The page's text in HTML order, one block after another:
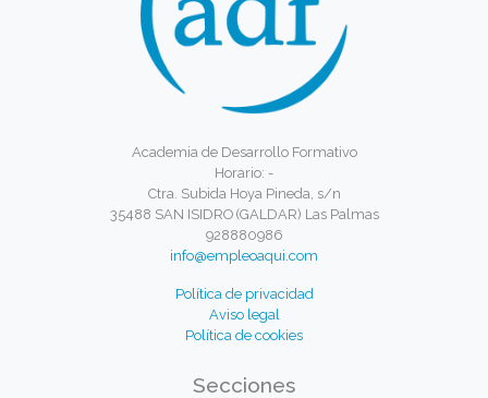
Academia de Desarrollo Formativo
Horario: -
Ctra. Subida Hoya Pineda, s/n
35488 SAN ISIDRO (GALDAR) Las Palmas
928880986
info@empleoaqui.com
Política de privacidad
Aviso legal
Política de cookies
Secciones